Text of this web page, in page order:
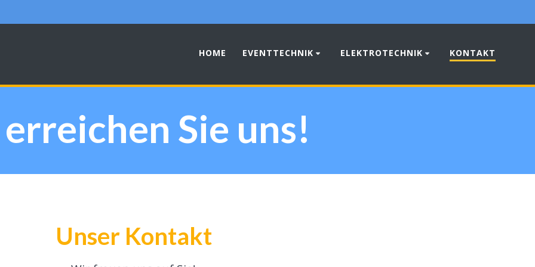
HOME EVENTTECHNIK ELEKTROTECHNIK KONTAKT
erreichen Sie uns!
Unser Kontakt